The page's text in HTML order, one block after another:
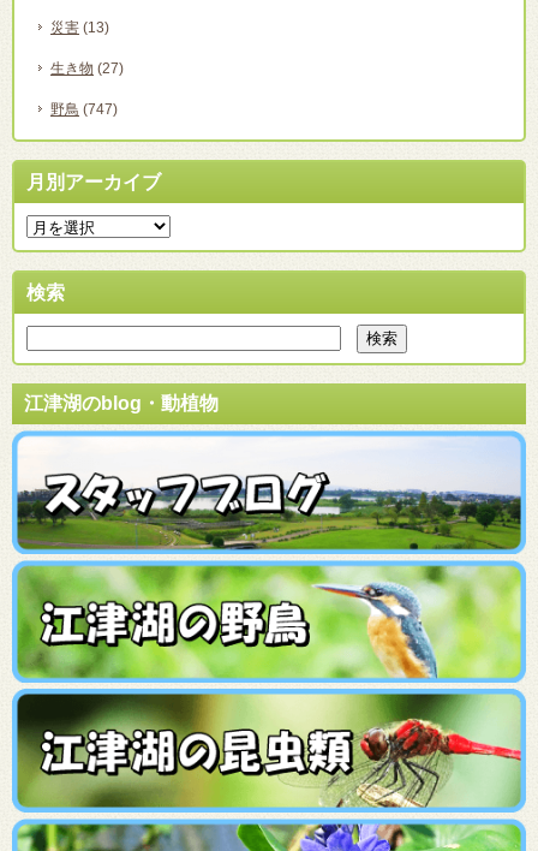
災害 (13)
生き物 (27)
野鳥 (747)
月別アーカイブ
検索
江津湖のblog・動植物